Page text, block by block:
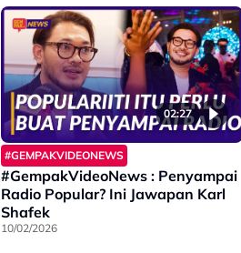
02:27
#GEMPAKVIDEONEWS
#GempakVideoNews : Penyampai
Radio Popular? Ini Jawapan Karl
Shafek
10/02/2026